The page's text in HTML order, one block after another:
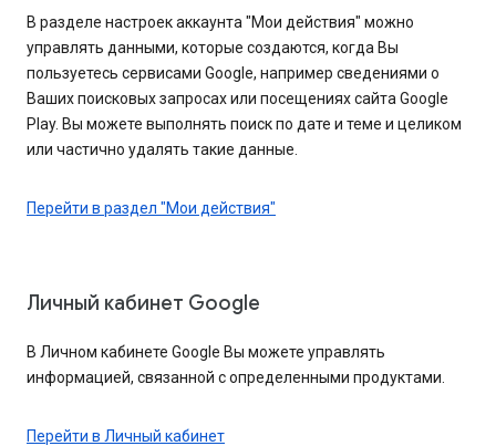
В разделе настроек аккаунта "Мои действия" можно
управлять данными, которые создаются, когда Вы
пользуетесь сервисами Google, например сведениями о
Ваших поисковых запросах или посещениях сайта Google
Play. Вы можете выполнять поиск по дате и теме и целиком
или частично удалять такие данные.
Перейти в раздел "Мои действия"
Личный кабинет Google
В Личном кабинете Google Вы можете управлять
информацией, связанной с определенными продуктами.
Перейти в Личный кабинет